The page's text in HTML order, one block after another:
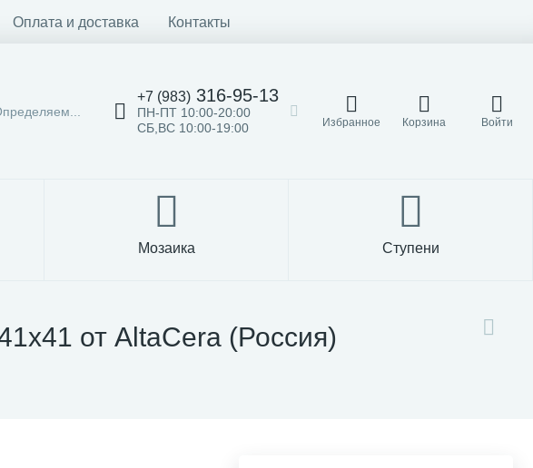
Оплата и доставка Контакты
+7 (983) 316-95-13
ПН-ПТ 10:00-20:00
СБ,ВС 10:00-19:00
Избранное Корзина Войти
Мозаика Ступени
от AltaCera (Россия)